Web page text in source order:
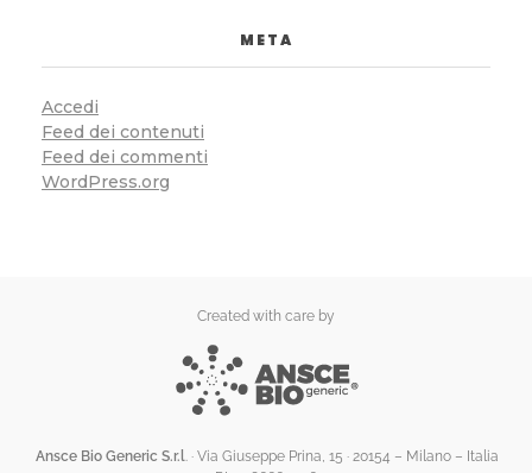
META
Accedi
Feed dei contenuti
Feed dei commenti
WordPress.org
Created with care by
Ansce Bio Generic S.r.l . · Via Giuseppe Prina, 15 · 20154 – Milano – Italia